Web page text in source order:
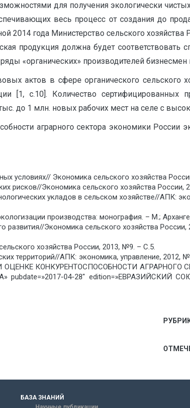
для получения экологически чистых
весь процесс от создания до
2014 года Министерство сельского
продукция должна будет соответствовать
«органических» производителей
актов в сфере органического сельского
[1, c.10]. Количество сертифицированных
до 1 млн. новых рабочих мест на селе с
аграрного сектора экономики России
условиях// Экономика сельского хозяйства
рисков//Экономика сельского хозяйства России,
укладов в сельском хозяйстве//АПК:
производства: монография. – М.;
Экономика сельского хозяйства России,
хозяйства России, 2013, №9. – С.5.
территорий//АПК: экономика, управление, 2012,
КОНКУРЕНТОСПОСОБНОСТИ АГРАРНОГО
pubdate=»2017-04-28″ edition=»ЕВРАЗИЙСКИЙ
БАЗА ЗНАНИЙ